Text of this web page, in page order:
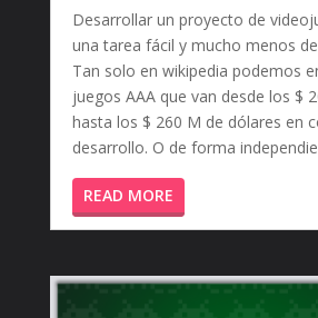
Desarrollar un proyecto de
una tarea fácil y mucho menos
Tan solo en wikipedia podemos
juegos AAA que van desde los $
hasta los $ 260 M de dólares en
desarrollo. O de forma
READ MORE